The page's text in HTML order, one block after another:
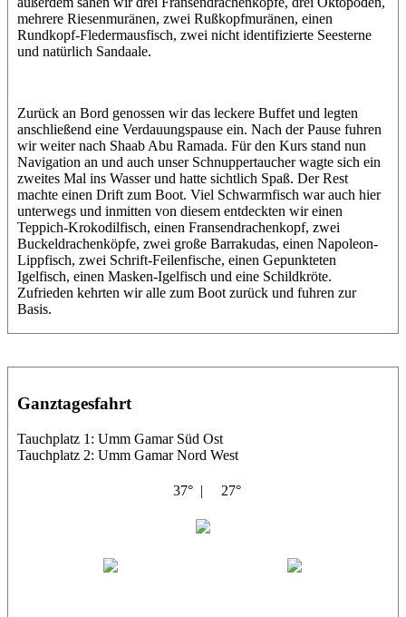
mehrere Riesenmuränen, zwei Rußkopfmuränen, einen
Rundkopf-Fledermausfisch, zwei nicht identifizierte Seesterne
und natürlich Sandaale.
Zurück an Bord genossen wir das leckere Buffet und legten
anschließend eine Verdauungspause ein. Nach der Pause fuhren
wir weiter nach Shaab Abu Ramada. Für den Kurs stand nun
Navigation an und auch unser Schnuppertaucher wagte sich ein
zweites Mal ins Wasser und hatte sichtlich Spaß. Der Rest
machte einen Drift zum Boot. Viel Schwarmfisch war auch hier
unterwegs und inmitten von diesem entdeckten wir einen
Teppich-Krokodilfisch, einen Fransendrachenkopf, zwei
Buckeldrachenköpfe, zwei große Barrakudas, einen Napoleon-
Lippfisch, zwei Schrift-Feilenfische, einen Gepunkteten
Igelfisch, einen Masken-Igelfisch und eine Schildkröte.
Zufrieden kehrten wir alle zum Boot zurück und fuhren zur
Basis.
Ganztagesfahrt
Tauchplatz 1: Umm Gamar Süd Ost
Tauchplatz 2: Umm Gamar Nord West
37° | 27°